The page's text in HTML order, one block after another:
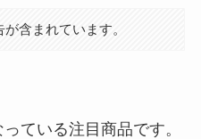
含まれています。
ている注目商品です。